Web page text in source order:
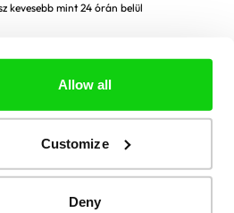
Allow all
Customize
Deny
kevesebb mint 24 órán belül
fizetés